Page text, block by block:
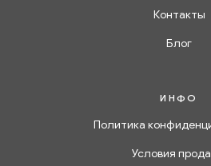
Контакты
Блог
ИНФО
Политика
Условия